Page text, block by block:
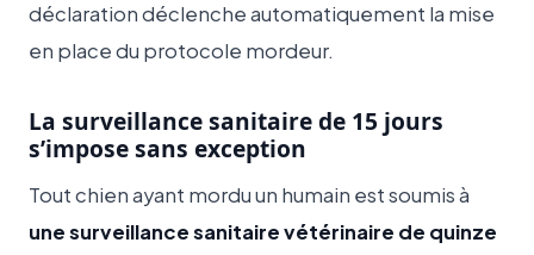
déclaration déclenche automatiquement la mise
en place du protocole mordeur.
La surveillance sanitaire de 15 jours
s’impose sans exception
Tout chien ayant mordu un humain est soumis à
une surveillance sanitaire vétérinaire de quinze